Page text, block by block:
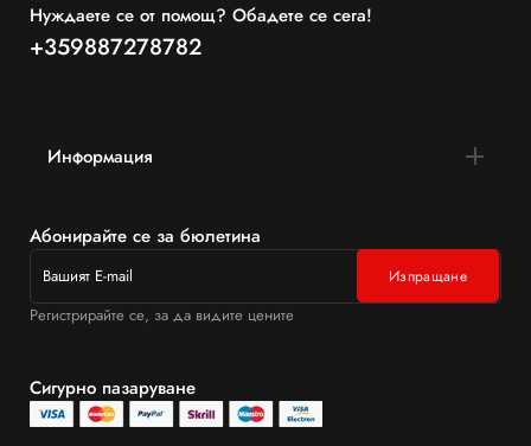
Нуждаете се от помощ? Обадете се сега!
+359887278782
Информация
Абонирайте се за бюлетина
Регистрирайте се, за да видите цените
Сигурно пазаруване